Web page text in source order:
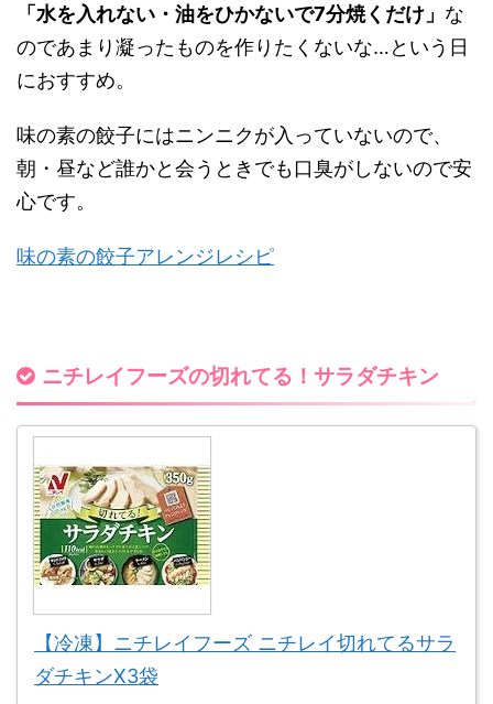
「水を入れない・油をひかないで7分焼くだけ」 な
のであまり凝ったものを作りたくないな…という日
におすすめ。
味の素の餃子にはニンニクが入っていないので、
朝・昼など誰かと会うときでも口臭がしないので安
心です。
味の素の餃子アレンジレシピ
ニチレイフーズの切れてる！サラダチキン
【冷凍】ニチレイフーズ ニチレイ切れてるサラ
ダチキンX3袋